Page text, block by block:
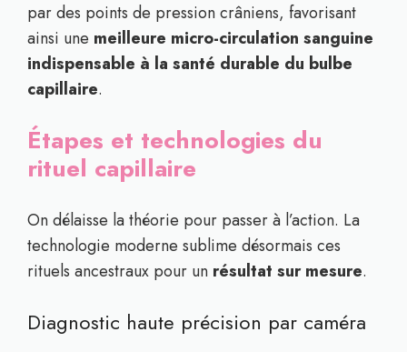
par des points de pression crâniens, favorisant
ainsi une meilleure micro-circulation sanguine
indispensable à la santé durable du bulbe
capillaire.
Étapes et technologies du
rituel capillaire
On délaisse la théorie pour passer à l’action. La
technologie moderne sublime désormais ces
rituels ancestraux pour un résultat sur mesure.
Diagnostic haute précision par caméra